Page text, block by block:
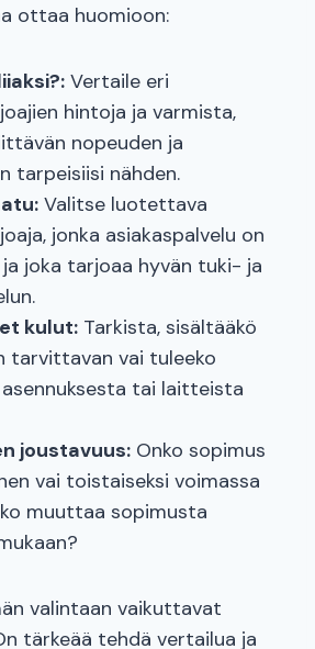
ottaa huomioon:
Vertaile eri
hintoja ja varmista,
nopeuden ja
tarpeisiisi nähden.
Valitse luotettava
jonka asiakaspalvelu on
joka tarjoaa hyvän tuki- ja
kulut: Tarkista, sisältääkö
tarvittavan vai tuleeko
tai laitteista
joustavuus: Onko sopimus
vai toistaiseksi voimassa
muuttaa sopimusta
valintaan vaikuttavat
tärkeää tehdä vertailua ja